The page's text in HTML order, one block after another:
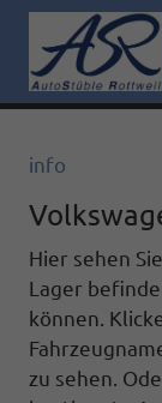
info
Hier sehen
Lager
können.
zu sehen.